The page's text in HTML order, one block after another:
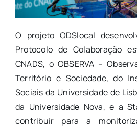
O projeto ODSlocal
Protocolo de Colaboração
CNADS, o OBSERVA –
Território e Sociedade, do
Sociais da Universidade de
da Universidade Nova, e a
contribuir para a